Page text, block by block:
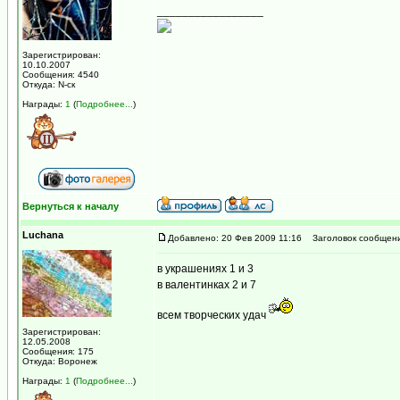
Зарегистрирован:
10.10.2007
Сообщения: 4540
Откуда: N-ск
Награды: 1 (Подробнее... )
Вернуться к началу
Luchana
Зарегистрирован:
12.05.2008
Сообщения: 175
Откуда: Воронеж
Награды: 1 (Подробнее... )
Добавлено: 20 Фев 2009 11:16 Заголовок
в украшениях 1 и 3
в валентинках 2 и 7
всем творческих удач